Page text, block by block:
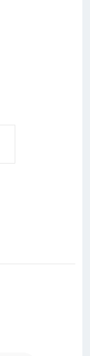
计，适用于推拉应
测力仪。这些仪器
测试，研发或几乎